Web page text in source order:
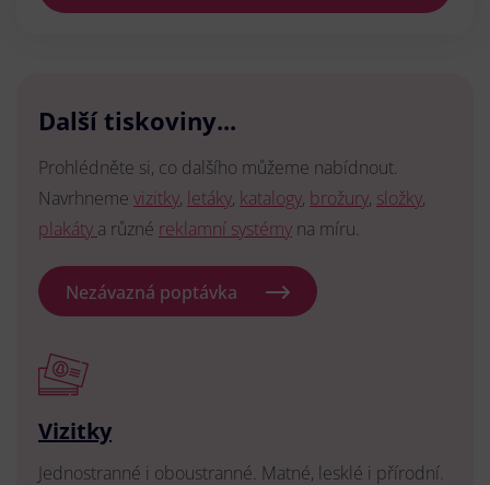
Další tiskoviny...
Prohlédněte si, co dalšího můžeme nabídnout.
Navrhneme vizitky, letáky, katalogy, brožury, složky,
plakáty a různé reklamní systémy na míru.
Nezávazná poptávka
Vizitky
Jednostranné i oboustranné. Matné, lesklé i přírodní.